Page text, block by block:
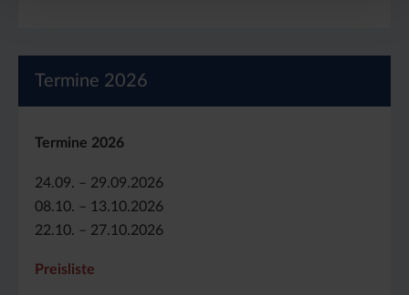
Termine 2026
Termine 2026
24.09. – 29.09.2026
08.10. – 13.10.2026
22.10. – 27.10.2026
Preisliste